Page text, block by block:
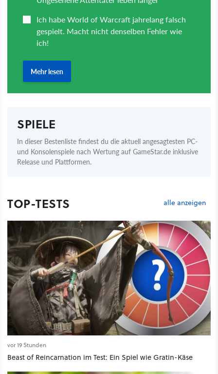
SPIELE
In dieser Bestenliste findest du die aktuell angesagtesten PC-
und Konsolenspiele nach Wertung auf GameStar.de inklusive
Release und Plattformen.
TOP-TESTS alle anzeigen
vor 19 Stunden
Beast of Reincarnation im Test: Ein Spiel wie Gratin-Käse